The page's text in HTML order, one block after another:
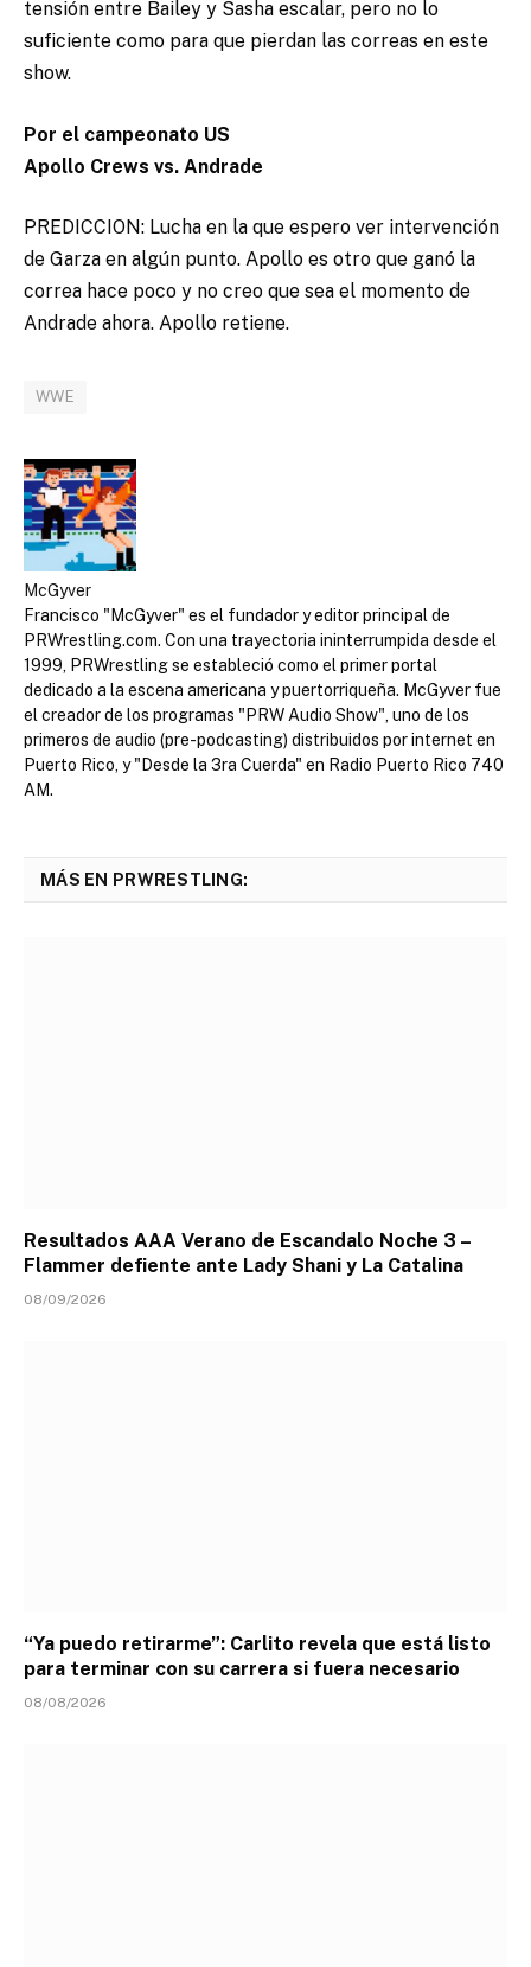
tensión entre Bailey y Sasha escalar, pero no lo
suficiente como para que pierdan las correas en este
show.
Por el campeonato US
Apollo Crews vs. Andrade
PREDICCION: Lucha en la que espero ver intervención
de Garza en algún punto. Apollo es otro que ganó la
correa hace poco y no creo que sea el momento de
Andrade ahora. Apollo retiene.
WWE
McGyver
Francisco "McGyver" es el fundador y editor principal de
PRWrestling.com. Con una trayectoria ininterrumpida desde el
1999, PRWrestling se estableció como el primer portal
dedicado a la escena americana y puertorriqueña. McGyver fue
el creador de los programas "PRW Audio Show", uno de los
primeros de audio (pre-podcasting) distribuidos por internet en
Puerto Rico, y "Desde la 3ra Cuerda" en Radio Puerto Rico 740
AM.
MÁS EN PRWRESTLING:
Resultados AAA Verano de Escandalo Noche 3 –
Flammer defiente ante Lady Shani y La Catalina
08/09/2026
“Ya puedo retirarme”: Carlito revela que está listo
para terminar con su carrera si fuera necesario
08/08/2026